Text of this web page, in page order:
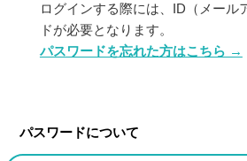
ログインする際には、ID（メール
ドが必要となります。
パスワードを忘れた方はこちら →
パスワードについて